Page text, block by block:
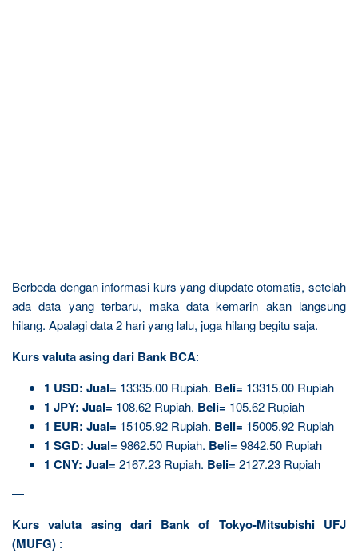
Berbeda dengan informasi kurs yang diupdate otomatis, setelah
ada data yang terbaru, maka data kemarin akan langsung
hilang. Apalagi data 2 hari yang lalu, juga hilang begitu saja.
Kurs valuta asing dari Bank BCA:
1 USD: Jual= 13335.00 Rupiah. Beli= 13315.00 Rupiah
1 JPY: Jual= 108.62 Rupiah. Beli= 105.62 Rupiah
1 EUR: Jual= 15105.92 Rupiah. Beli= 15005.92 Rupiah
1 SGD: Jual= 9862.50 Rupiah. Beli= 9842.50 Rupiah
1 CNY: Jual= 2167.23 Rupiah. Beli= 2127.23 Rupiah
—
Kurs valuta asing dari Bank of Tokyo-Mitsubishi UFJ
(MUFG) :